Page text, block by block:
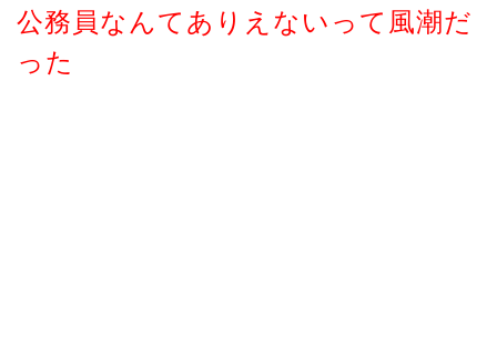
公務員なんてありえないって風潮だ
った